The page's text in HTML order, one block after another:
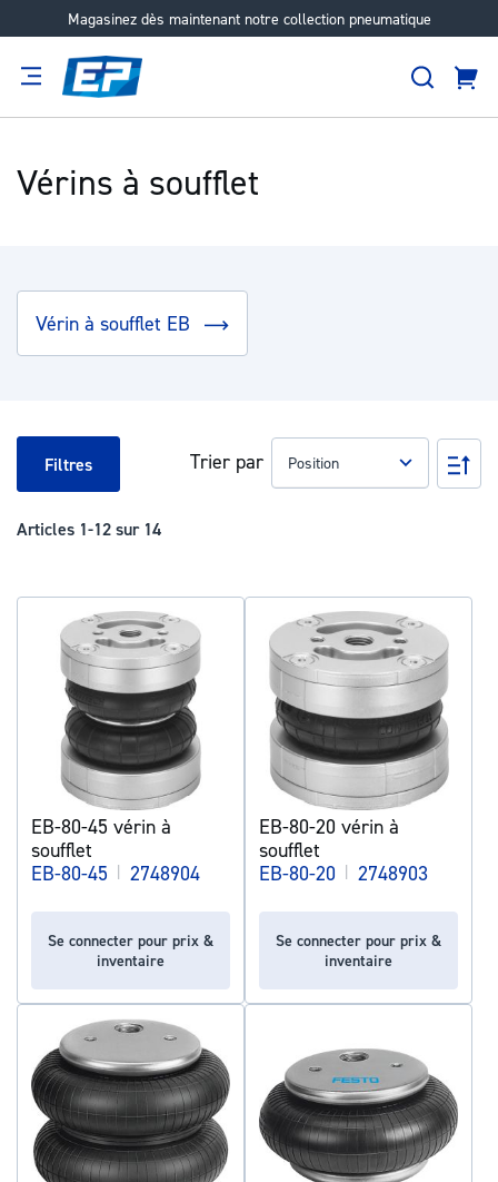
Magasinez dès maintenant notre collection pneumatique
Aller
Vérins à soufflet
Vérin à soufflet EB
Articles 1-12 sur 14
Trier par
Par
EB-80-45 vérin à
soufflet
EB-80-45 | 2748904
Se connecter pour prix &
inventaire
EB-80-20 vérin à
soufflet
EB-80-20 | 2748903
Se connecter pour prix &
inventaire
Filtres